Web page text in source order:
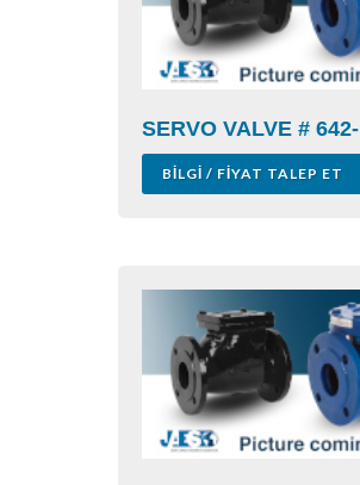
SERVO VALVE #
BILGI / FIYAT TALEP ET